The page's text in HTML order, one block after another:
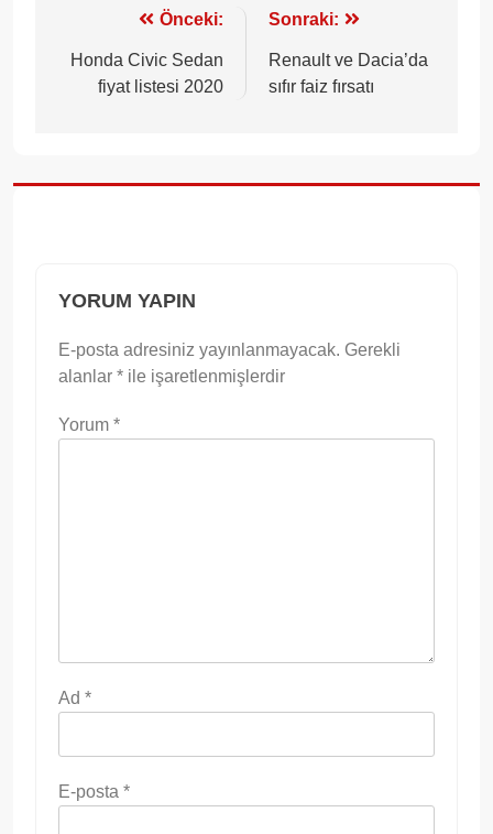
gezinmesi
Önceki:
Honda Civic Sedan
fiyat listesi 2020
Sonraki:
Renault ve Dacia’da
sıfır faiz fırsatı
YORUM YAPIN
E-posta adresiniz yayınlanmayacak. Gerekli
alanlar * ile işaretlenmişlerdir
Yorum *
Ad *
E-posta *